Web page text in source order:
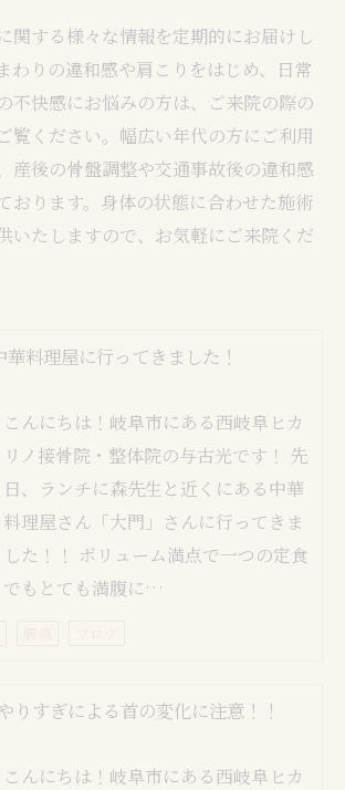
関する様々な情報を定期的にお届けし
わりの違和感や肩こりをはじめ、日常
不快感にお悩みの方は、ご来院の際の
覧ください。幅広い年代の方にご利用
産後の骨盤調整や交通事故後の違和感
おります。身体の状態に合わせた施術
いたしますので、お気軽にご来院くだ
料理屋に行ってきました！
こんにちは！岐阜市にある西岐阜ヒカ
リノ接骨院・整体院の与古光です！ 先
日、ランチに森先生と近くにある中華
料理屋さん「大門」さんに行ってきま
した！！ ボリューム満点で一つの定食
でもとても満腹に…
りすぎによる首の変化に注意！！
こんにちは！岐阜市にある西岐阜ヒカ